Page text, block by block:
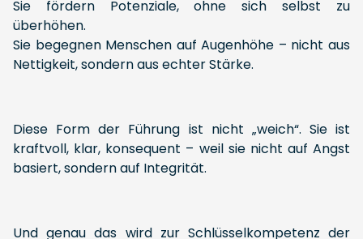
Sie fördern Potenziale, ohne sich selbst zu
überhöhen.
Sie begegnen Menschen auf Augenhöhe – nicht aus
Nettigkeit, sondern aus echter Stärke.
Diese Form der Führung ist nicht „weich“. Sie ist
kraftvoll, klar, konsequent – weil sie nicht auf Angst
basiert, sondern auf Integrität.
Und genau das wird zur Schlüsselkompetenz der